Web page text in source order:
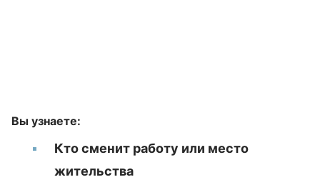
Вы узнаете:
Кто сменит работу или место
жительства